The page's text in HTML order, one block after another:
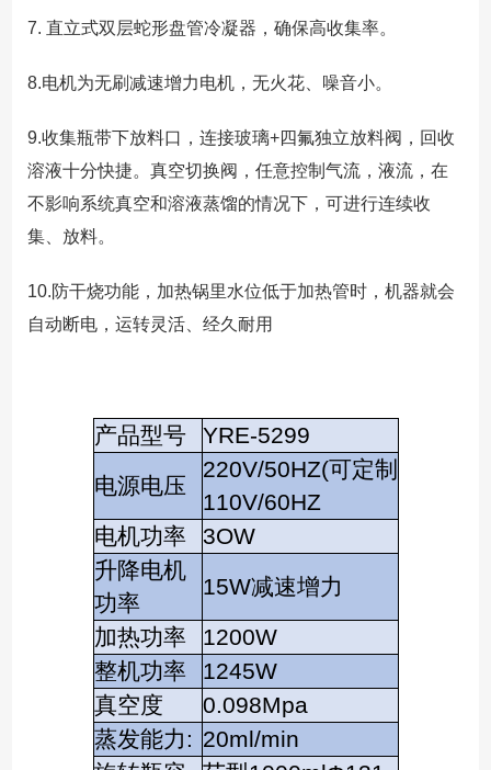
7. 直立式双层蛇形盘管冷凝器，确保高收集率。
8.电机为无刷减速增力电机，无火花、噪音小。
9.收集瓶带下放料口，连接玻璃+四氟独立放料阀，回收
溶液十分快捷。真空切换阀，任意控制气流，液流，在
不影响系统真空和溶液蒸馏的情况下，可进行连续收
集、放料。
10.防干烧功能，加热锅里水位低于加热管时，机器就会
自动断电，运转灵活、经久耐用
产品型号
YRE-5299
电源电压
220V/50HZ(可定制
110V/60HZ
电机功率
3OW
升降电机
功率
15W减速增力
加热功率
1200W
整机功率
1245W
真空度
0.098Mpa
蒸发能力: 20ml/min